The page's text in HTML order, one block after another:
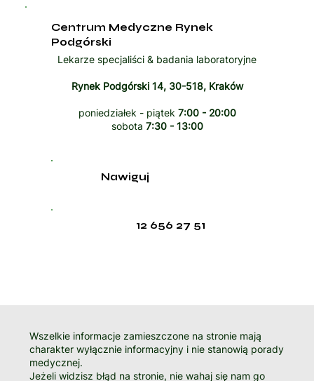
Centrum Medyczne Rynek
Podgórski
Lekarze specjaliści & badania laboratoryjne
Rynek Podgórski 14, 30-518, Kraków
poniedziałek - piątek 7:00 - 20:00
sobota 7:30 - 13:00
12 656 27 51
Nawiguj
Wszelkie informacje zamieszczone na stronie mają
charakter wyłącznie informacyjny i nie stanowią porady
medycznej.
Jeżeli widzisz błąd na stronie, nie wahaj się nam go